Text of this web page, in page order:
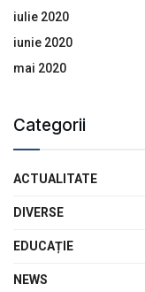
iulie 2020
iunie 2020
mai 2020
Categorii
ACTUALITATE
DIVERSE
EDUCAȚIE
NEWS